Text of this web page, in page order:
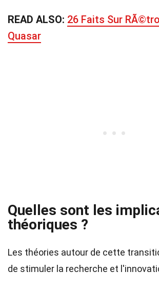
READ ALSO: 26 Faits Sur
Quasar
Quelles sont les
théoriques ?
Les théories autour de cette
de stimuler la recherche et